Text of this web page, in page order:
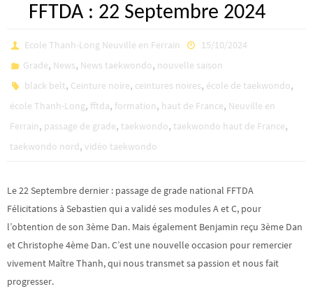
FFTDA : 22 Septembre 2024
Ecole Thanh-Long Neuville en Ferrain
15/10/2024
Grade, News, News taekwondo, nouvelle saison
black belt, Ceinture noire, ceintures noires, école de taekwondo,
école Thanh-Long, fftda, formation, haut de France, Neuville en
Ferrain, passage de grade, taekwondo, taekwondo haut de France,
taekwondo nord, vidéo taekwondo
Le 22 Septembre dernier : passage de grade national FFTDA
Félicitations à Sebastien qui a validé ses modules A et C, pour
l’obtention de son 3ème Dan. Mais également Benjamin reçu 3ème Dan
et Christophe 4ème Dan. C’est une nouvelle occasion pour remercier
vivement Maître Thanh, qui nous transmet sa passion et nous fait
progresser.